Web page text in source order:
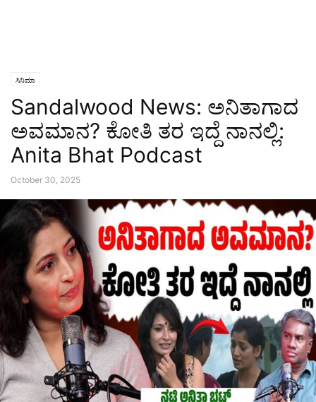
ಸಿನಿಮಾ
Sandalwood News: ಅನಿತಾಗಾದ
ಅವಮಾನ? ಕೋತಿ ತರ ಇದ್ದೆ ನಾನಲ್ಲಿ:
Anita Bhat Podcast
October 30, 2025